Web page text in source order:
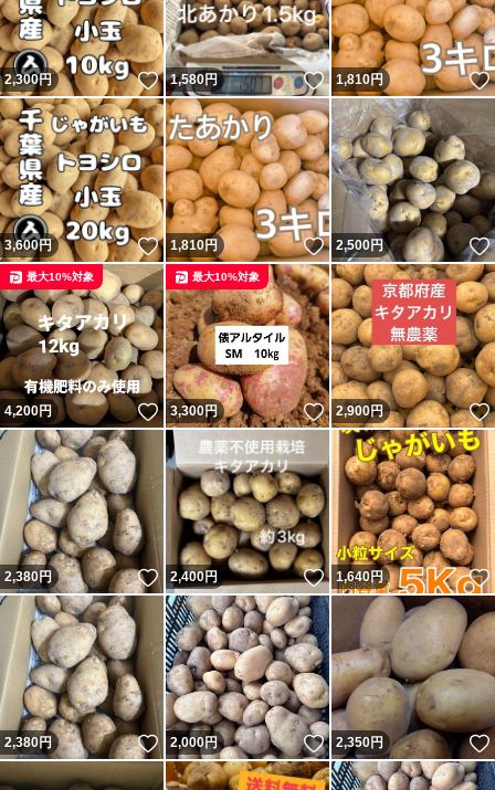
2,300円 いいね！
1,580円 いいね！
1,810円
3,600円 いいね！
1,810円 いいね！
2,500円
4,200円 いいね！
最大10%対象
3,300円 いいね！
最大10%対象
2,900円
2,380円 いいね！
2,400円 いいね！
1,640円
2,380円 いいね！
2,000円 いいね！
2,350円